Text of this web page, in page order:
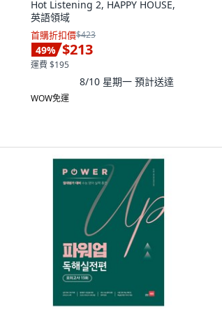
Hot Listening 2, HAPPY HOUSE,
英語領域
首購折扣價$423
49% $213
運費 $195
8/10 星期一 預計送達
WOW免運